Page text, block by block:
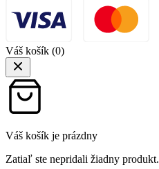
Váš košík (0)
Váš košík je prázdny
Zatiaľ ste nepridali žiadny produkt.